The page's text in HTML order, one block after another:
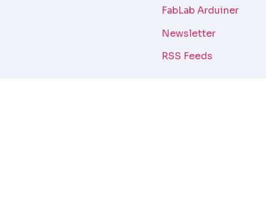
FabLab Arduiner
Newsletter
RSS Feeds